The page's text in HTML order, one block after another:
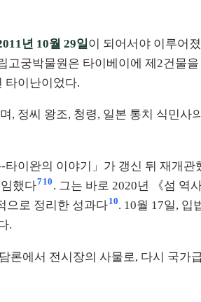
년 10월 29일 이 되어서야 이루어
궁박물원은 타이베이에 제2건물
타이난이었다.
정씨 왕조, 청령, 일본 통치 식민사
이완의 이야기」가 갱신 뒤 재개
했다710 . 그는 바로 2020년 《섬 역
으로 정리한 성과다10. 10월 17일, 입
.
론에서 전시장의 사물로, 다시 국가